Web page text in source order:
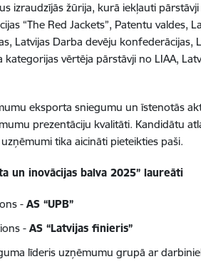
izraudzījās žūrija, kurā iekļauti
“The Red Jackets”, Patentu valdes,
Latvijas Darba devēju konfederācijas,
kategorijas vērtēja pārstāvji no LIAA,
eksporta sniegumu un īstenotās
prezentāciju kvalitāti. Kandidātu
tika aicināti pieteikties paši.
un inovācijas balva 2025” laureāti
- AS “UPB”
- AS “Latvijas finieris”
līderis uzņēmumu grupā ar